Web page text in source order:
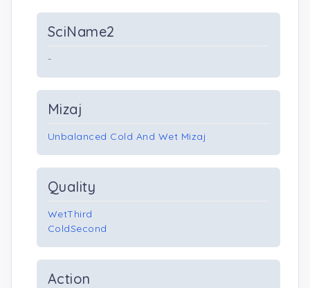
SciName2
-
Mizaj
Unbalanced Cold And Wet Mizaj
Quality
WetThird
ColdSecond
Action